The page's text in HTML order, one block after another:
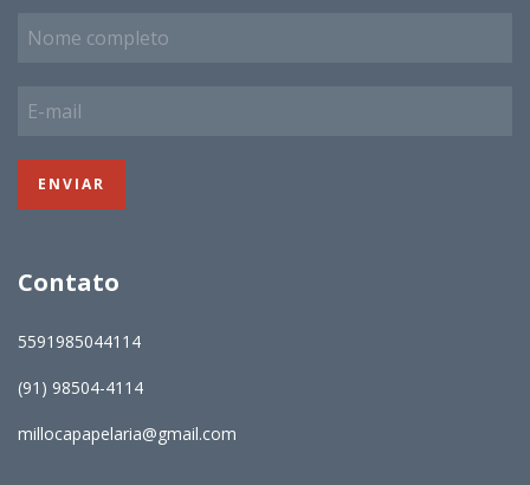
Contato
5591985044114
(91) 98504-4114
millocapapelaria@gmail.com